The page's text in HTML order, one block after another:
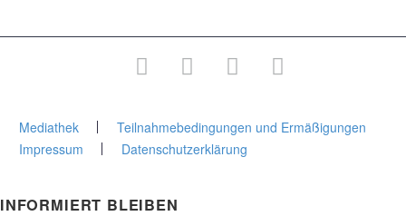
Mediathek
Teilnahmebedingungen und Ermäßigungen
Impressum
Datenschutzerklärung
INFORMIERT BLEIBEN